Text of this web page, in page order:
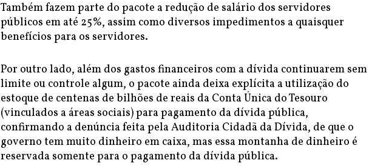
Também fazem parte do pacote a redução de salário dos servidores
públicos em até 25%, assim como diversos impedimentos a quaisquer
benefícios para os servidores.
Por outro lado, além dos gastos financeiros com a dívida continuarem sem
limite ou controle algum, o pacote ainda deixa explícita a utilização do
estoque de centenas de bilhões de reais da Conta Única do Tesouro
(vinculados a áreas sociais) para pagamento da dívida pública,
confirmando a denúncia feita pela Auditoria Cidadã da Dívida, de que o
governo tem muito dinheiro em caixa, mas essa montanha de dinheiro é
reservada somente para o pagamento da dívida pública.